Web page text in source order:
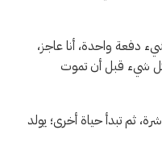
دفعة واحدة، أنا عاجز،
كل شيء قبل أن تموت
تبدأ حياة أخرى؛ يولد